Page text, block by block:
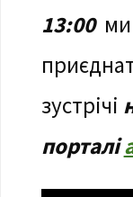
13:00ми
зустрічі
порталі